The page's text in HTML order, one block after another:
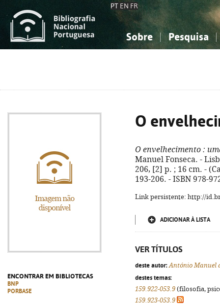
PT EN FR
Sobre Pesquisa
ENCONTRAR EM BIBLIOTECAS
BNP
PORBASE
O
O envelhecimento :
Manuel Fonseca. -
206, [2] p. ; 16 cm. -
193-206. - ISBN 978-
Link persistente: http://
ADICIONAR À LISTA
VER TÍTULOS
deste autor: António Manuel
destes temas:
159.922-053.9 (filosofia,
159.923-053.9